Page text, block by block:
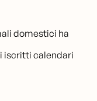
domestici ha
iscritti calendari